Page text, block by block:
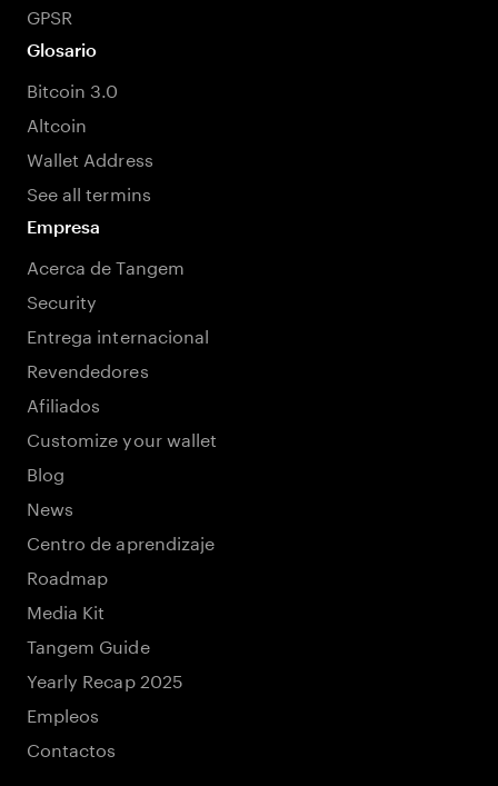
GPSR
Glosario
Bitcoin 3.0
Altcoin
Wallet Address
See all termins
Empresa
Acerca de Tangem
Security
Entrega internacional
Revendedores
Afiliados
Customize your wallet
Blog
News
Centro de aprendizaje
Roadmap
Media Kit
Tangem Guide
Yearly Recap 2025
Empleos
Contactos